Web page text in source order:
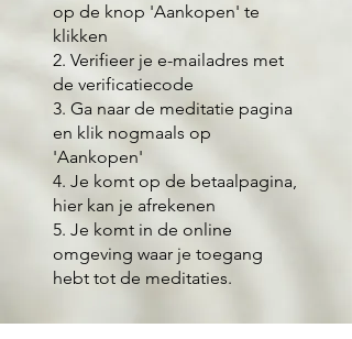
op de knop 'Aankopen' te
klikken
2. Verifieer je e-mailadres met
de verificatiecode
3. Ga naar de meditatie pagina
en klik nogmaals op
'Aankopen'
4. Je komt op de betaalpagina,
hier kan je afrekenen
5. Je komt in de online
omgeving waar je toegang
hebt tot de meditaties.